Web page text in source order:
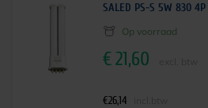
SALED PS-S 5W 830
Op voorraad
€21,60
€26,14